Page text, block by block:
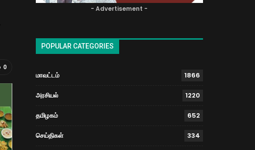
0
- Advertisement -
POPULAR CATEGORIES
மாவட்டம் 1866
அரசியல் 1220
தமிழகம் 652
செய்திகள் 334